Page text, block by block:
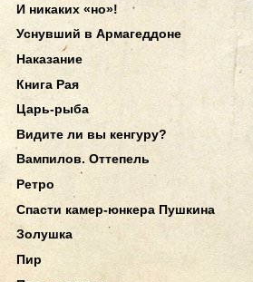
И никаких «но»!
Уснувший в Армагеддоне
Наказание
Книга Рая
Царь-рыба
Видите ли вы кенгуру?
Вампилов. Оттепель
Ретро
Спасти камер-юнкера Пушкина
Золушка
Пир